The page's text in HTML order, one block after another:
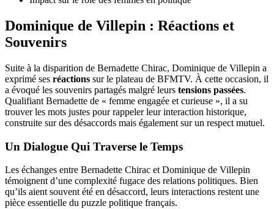
Dominique de Villepin : Réactions et
Souvenirs
Suite à la disparition de Bernadette Chirac, Dominique de Villepin a
exprimé ses réactions sur le plateau de BFMTV. À cette occasion, il
a évoqué les souvenirs partagés malgré leurs tensions passées.
Qualifiant Bernadette de « femme engagée et curieuse », il a su
trouver les mots justes pour rappeler leur interaction historique,
construite sur des désaccords mais également sur un respect mutuel.
Un Dialogue Qui Traverse le Temps
Les échanges entre Bernadette Chirac et Dominique de Villepin
témoignent d’une complexité fugace des relations politiques. Bien
qu’ils aient souvent été en désaccord, leurs interactions restent une
pièce essentielle du puzzle politique français.